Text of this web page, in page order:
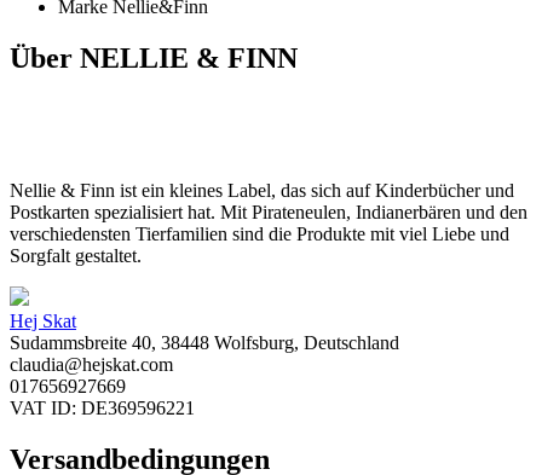
Marke Nellie&Finn
Über NELLIE & FINN
Nellie & Finn ist ein kleines Label, das sich auf Kinderbücher und
Postkarten spezialisiert hat. Mit Pirateneulen, Indianerbären und den
verschiedensten Tierfamilien sind die Produkte mit viel Liebe und
Sorgfalt gestaltet.
Hej Skat
Sudammsbreite 40, 38448 Wolfsburg, Deutschland
claudia@hejskat.com
017656927669
VAT ID: DE369596221
Versandbedingungen